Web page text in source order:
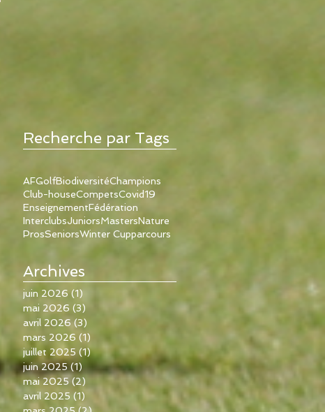
Recherche par Tags
AFGolfBiodiversitéChampions
Club-houseCompetsCovid19
EnseignementFédération
InterclubsJuniorsMastersNature
ProsSeniorsWinter Cupparcours
Archives
juin 2026 (1)
mai 2026 (3)
avril 2026 (3)
mars 2026 (1)
juillet 2025 (1)1 post
juin 2025 (1) 1 post
mai 2025 (2) 2 posts
avril 2025 (1)